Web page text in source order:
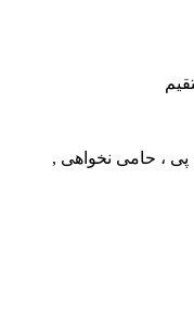
، حامی نخواهی ,